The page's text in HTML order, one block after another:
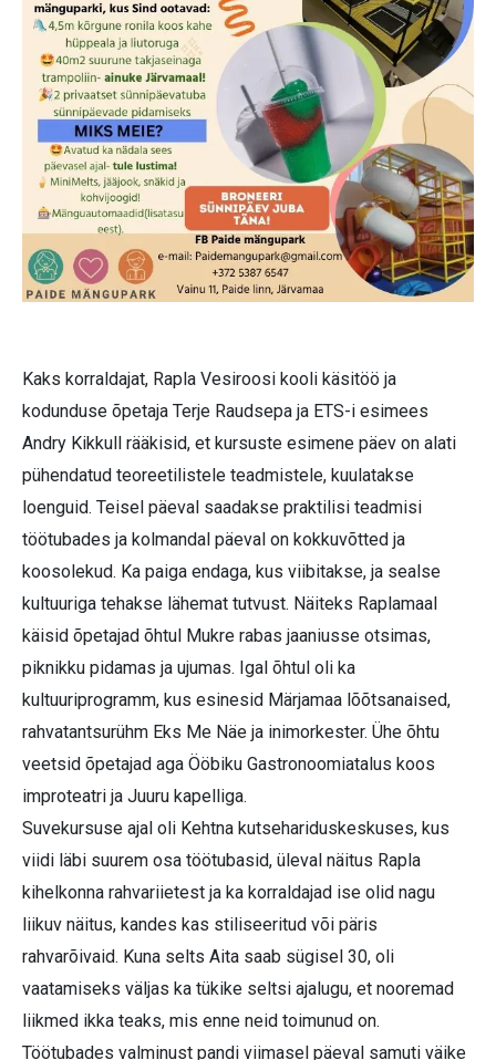
Kaks korraldajat, Rapla Vesiroosi kooli käsitöö ja
kodunduse õpetaja Terje Raudsepa ja ETS-i esimees
Andry Kikkull rääkisid, et kursuste esimene päev on alati
pühendatud teoreetilistele teadmistele, kuulatakse
loenguid. Teisel päeval saadakse praktilisi teadmisi
töötubades ja kolmandal päeval on kokkuvõtted ja
koosolekud. Ka paiga endaga, kus viibitakse, ja sealse
kultuuriga tehakse lähemat tutvust. Näiteks Rap­lamaal
käisid õpetajad õhtul Mukre rabas jaaniusse otsimas,
piknikku pidamas ja ujumas. Igal õhtul oli ka
kultuuriprogramm, kus esinesid Märjamaa lõõtsanaised,
rahvatantsurühm Eks Me Näe ja inimorkester. Ühe õhtu
veetsid õpetajad aga Ööbiku Gastronoomiatalus koos
improteatri ja Juuru kapelliga.
Suvekursuse ajal oli Kehtna kutsehariduskeskuses, kus
viidi läbi suurem osa töötubasid, üleval näitus Rapla
kihelkonna rahvariietest ja ka korraldajad ise olid nagu
liikuv näitus, kandes kas stiliseeritud või päris
rahvarõivaid. Kuna selts Aita saab sügisel 30, oli
vaatamiseks väljas ka tükike seltsi ajalugu, et nooremad
liikmed ikka teaks, mis enne neid toimunud on.
Töötubades valminust pandi viimasel päeval samuti väike